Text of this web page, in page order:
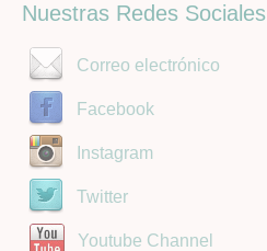
Nuestras Redes Sociales
Correo electrónico
Facebook
Instagram
Twitter
Youtube Channel